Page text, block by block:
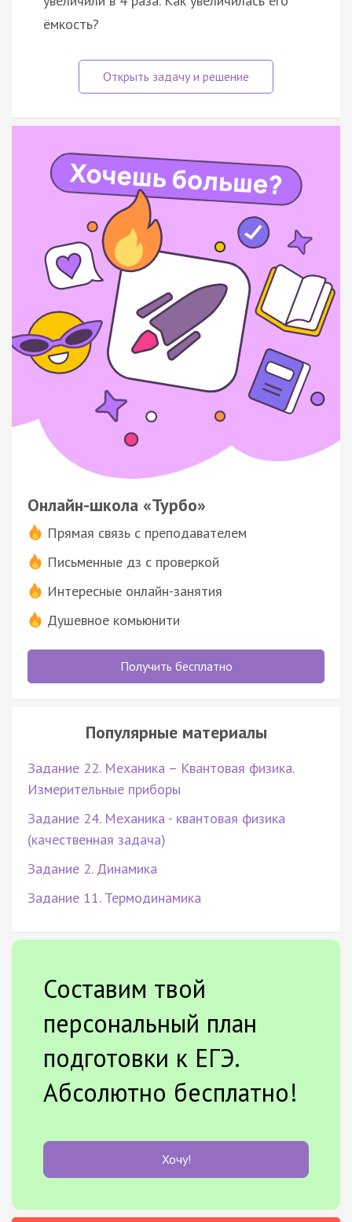
ёмкость?
Онлайн-школа «Турбо»
Прямая связь с преподавателем
Письменные дз с проверкой
Интересные онлайн-занятия
Душевное комьюнити
Получить бесплатно
Популярные материалы
Задание 22. Механика – Квантовая физика.
Измерительные приборы
Задание 24. Механика - квантовая физика
(качественная задача)
Задание 2. Динамика
Задание 11. Термодинамика
Составим твой
персональный план
подготовки к ЕГЭ.
Абсолютно бесплатно!
Хочу!